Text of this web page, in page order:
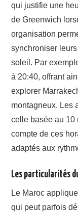
qui justifie une
de Greenwich
organisation
synchroniser
soleil. Par
à 20:40, offrant
explorer
montagneux. Les
celle basée au 10
compte de ces
adaptés aux
Les particularités
Le Maroc
qui peut parfois